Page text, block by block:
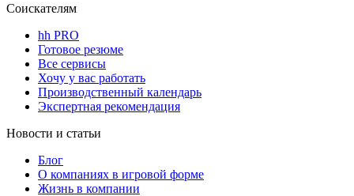
Соискателям
hh PRO
Готовое резюме
Все сервисы
Хочу у вас работать
Производственный календарь
Экспертная рекомендация
Новости и статьи
Блог
О компаниях в игровой форме
Жизнь в компании